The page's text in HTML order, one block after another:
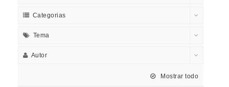
Categorias
Tema
Autor
Mostrar todo